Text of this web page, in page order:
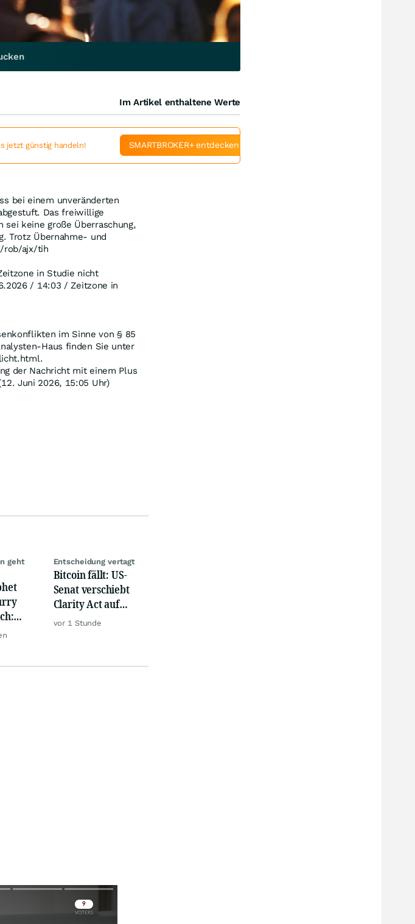
bei einem unveränderten
Das freiwillige
sei keine große Überraschung,
Trotz Übernahme- und
rob/ajx/tih
in Studie nicht
/ 14:03 / Zeitzone in
im Sinne von § 85
Haus finden Sie unter
der Nachricht mit einem Plus
Juni 2026, 15:05 Uhr)
geht
taugt
Entscheidung vertagt
Bitcoin fällt: US-
Senat verschiebt
Clarity Act auf
September
vor 1 Stunde
Im Artikel enthaltene Werte
jetzt günstig handeln! SMARTBROKER+ entdecken